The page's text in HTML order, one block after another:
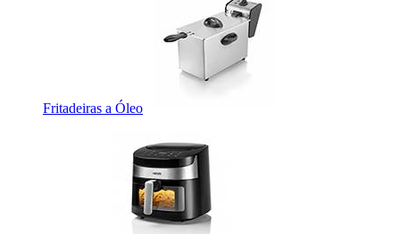
Fritadeiras a Óleo